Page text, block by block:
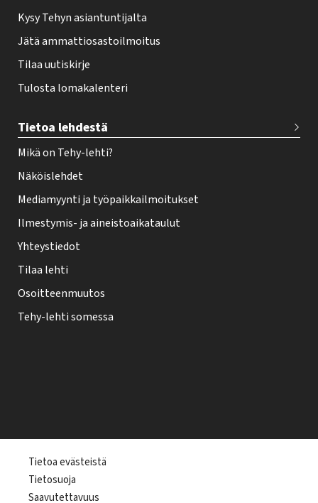
Kysy Tehyn asiantuntijalta
Jätä ammattiosastoilmoitus
Tilaa uutiskirje
Tulosta lomakalenteri
Tietoa lehdestä
Mikä on Tehy-lehti?
Näköislehdet
Mediamyynti ja työpaikkailmoitukset
Ilmestymis- ja aineistoaikataulut
Yhteystiedot
Tilaa lehti
Osoitteenmuutos
Tehy-lehti somessa
Tietoa evästeistä
Tietosuoja
Saavutettavuus